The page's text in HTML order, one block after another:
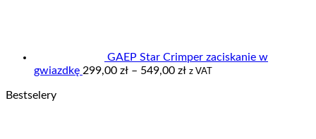
GAEP Star Crimper zaciskanie w
gwiazdkę 299,00 zł – 549,00 złZakres
z VAT
Bestselery